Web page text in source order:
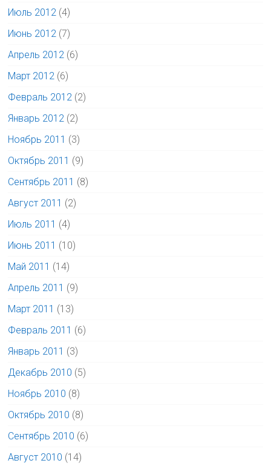
Июль 2012 (4)
Июнь 2012 (7)
Апрель 2012 (6)
Март 2012 (6)
Февраль 2012 (2)
Январь 2012 (2)
Ноябрь 2011 (3)
Октябрь 2011 (9)
Сентябрь 2011 (8)
Август 2011 (2)
Июль 2011 (4)
Июнь 2011 (10)
Май 2011 (14)
Апрель 2011 (9)
Март 2011 (13)
Февраль 2011 (6)
Январь 2011 (3)
Декабрь 2010 (5)
Ноябрь 2010 (8)
Октябрь 2010 (8)
Сентябрь 2010 (6)
Август 2010 (14)